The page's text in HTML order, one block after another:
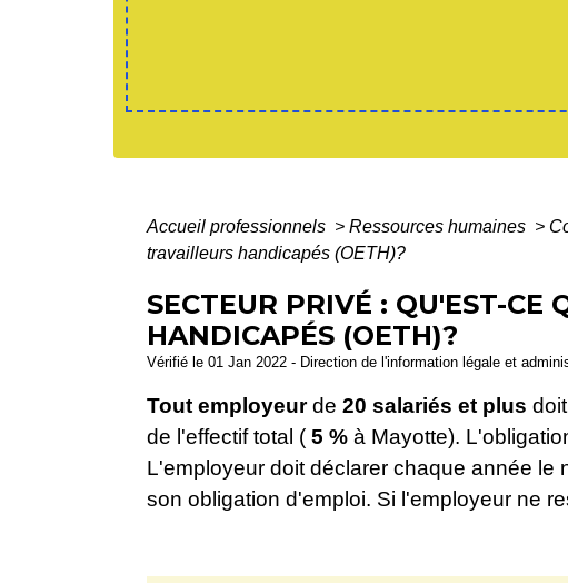
Accueil professionnels > Ressources humaines >
travailleurs handicapés (OETH)?
SECTEUR PRIVÉ : QU'EST-
HANDICAPÉS (OETH)?
Vérifié le 01 Jan 2022 - Direction de l'information légale et
Tout employeurde 20 salariés et plus
de l'effectif total ( 5 % à Mayotte).
L'employeur doit déclarer chaque année le
son obligation d'emploi. Si l'employeur ne